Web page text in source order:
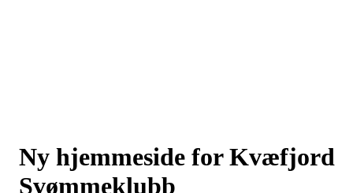
Ny hjemmeside for Kvæfjord
Svømmeklubb